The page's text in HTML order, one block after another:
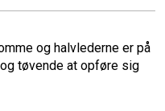
og halvlederne er på
tøvende at opføre sig